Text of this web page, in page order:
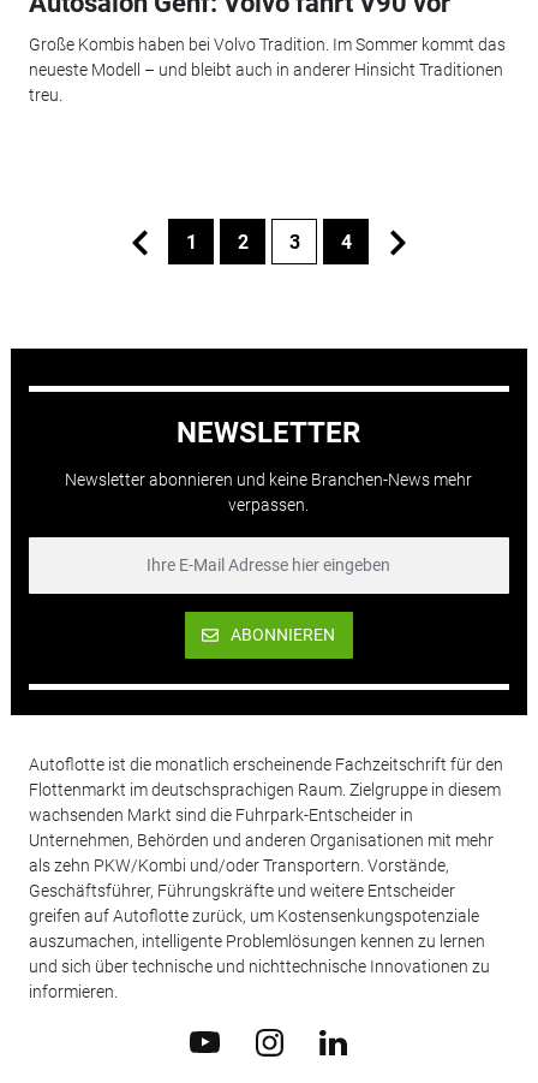
Große Kombis haben bei Volvo Tradition. Im Sommer kommt das
neueste Modell – und bleibt auch in anderer Hinsicht Traditionen
treu.
1 2 3 4
NEWSLETTER
Newsletter abonnieren und keine Branchen-News mehr
verpassen.
ABONNIEREN
Autoflotte ist die monatlich erscheinende Fachzeitschrift für den
Flottenmarkt im deutschsprachigen Raum. Zielgruppe in diesem
wachsenden Markt sind die Fuhrpark-Entscheider in
Unternehmen, Behörden und anderen Organisationen mit mehr
als zehn PKW/Kombi und/oder Transportern. Vorstände,
Geschäftsführer, Führungskräfte und weitere Entscheider
greifen auf Autoflotte zurück, um Kostensenkungspotenziale
auszumachen, intelligente Problemlösungen kennen zu lernen
und sich über technische und nichttechnische Innovationen zu
informieren.